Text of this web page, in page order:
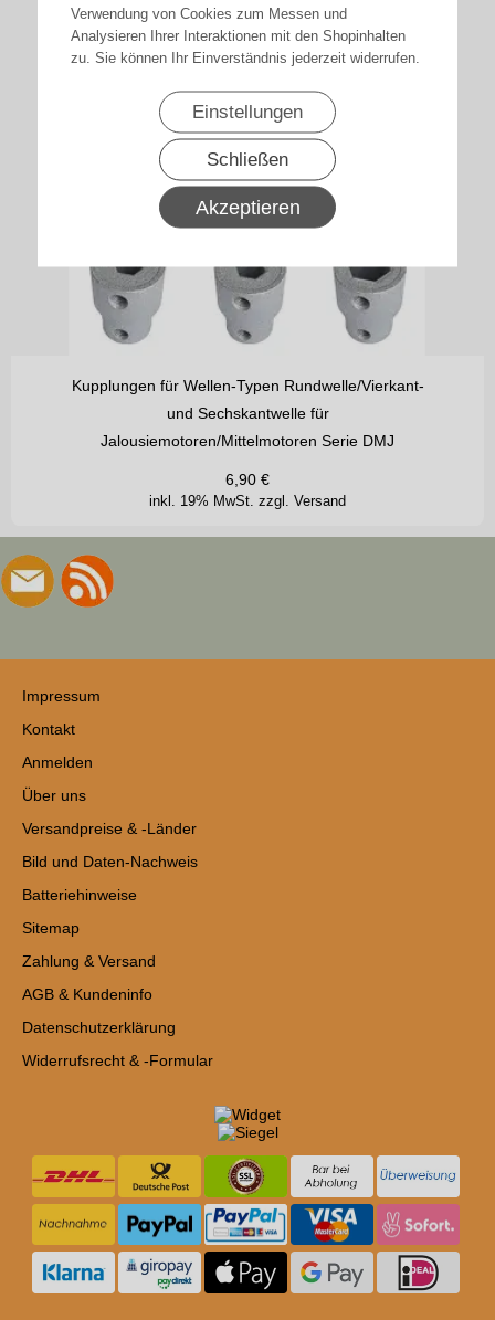
Verwendung von Cookies zum Messen und
Analysieren Ihrer Interaktionen mit den Shopinhalten
zu. Sie können Ihr Einverständnis jederzeit widerrufen.
Einstellungen
Schließen
Akzeptieren
Kupplungen für Wellen-Typen Rundwelle/Vierkant-
und Sechskantwelle für
Jalousiemotoren/Mittelmotoren Serie DMJ
inkl. 19% MwSt. zzgl. Versand
6,90 €
Impressum
Kontakt
Anmelden
Über uns
Versandpreise & -Länder
Bild und Daten-Nachweis
Batteriehinweise
Sitemap
Zahlung & Versand
AGB & Kundeninfo
Datenschutzerklärung
Widerrufsrecht & -Formular